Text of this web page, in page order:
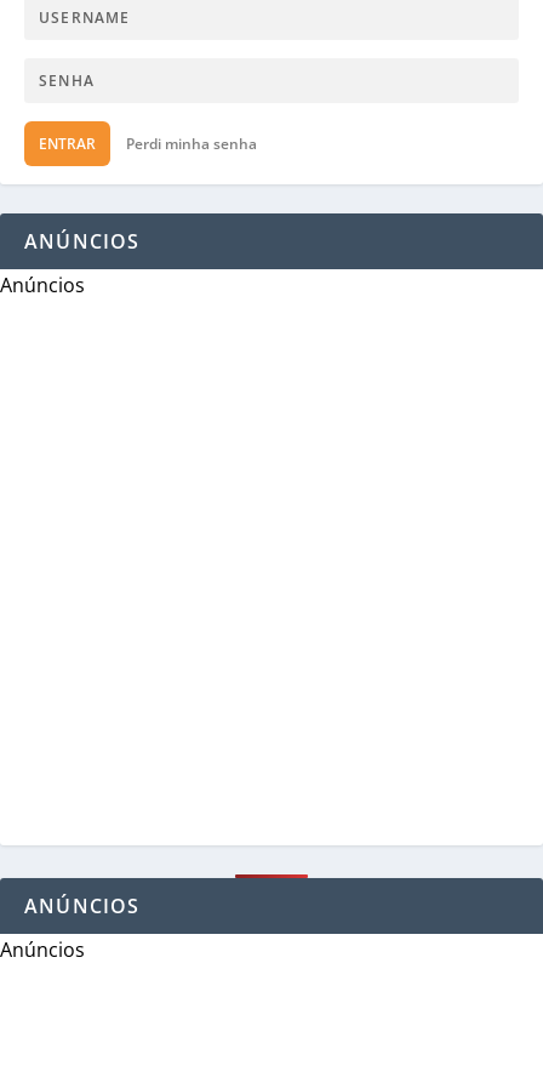
ENTRAR Perdi minha senha
ANÚNCIOS
Anúncios
ANÚNCIOS
Anúncios